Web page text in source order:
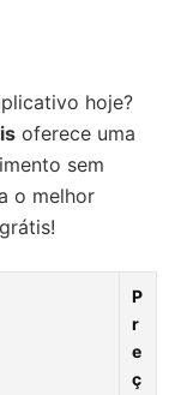
hoje?
oferece uma
sem
o melhor
P
r
e
ç